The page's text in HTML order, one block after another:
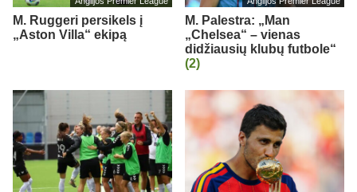
M. Ruggeri persikels į
„Aston Villa“ ekipą
M. Palestra: „Man
„Chelsea“ – vienas
didžiausių klubų futbole“
(2)